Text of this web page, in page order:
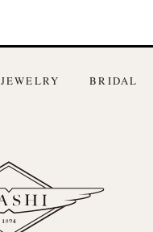
JEWELRY BRIDAL